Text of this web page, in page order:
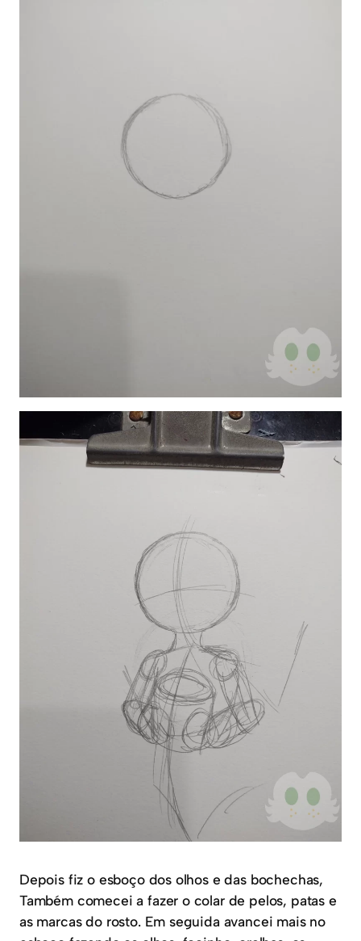
Depois fiz o esboço dos olhos e das bochechas,
Também comecei a fazer o colar de pelos, patas e
as marcas do rosto. Em seguida avancei mais no